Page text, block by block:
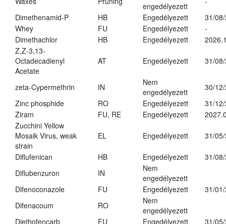
engedélyezett
Dimethenamid-P
HB Engedélyezett
31/
Whey
FU Engedélyezett
-
Dimethachlor
HB Engedélyezett
Z,Z-3,13-
Octadecadienyl
Acetate
AT Engedélyezett 31/
zeta-Cypermethrin IN
Nem
engedélyezett
30/
Zinc phosphide
RO Engedélyezett
31/
Ziram
FU, RE Engedélyezett
Zucchini Yellow
Mosaik Virus, weak
strain
EL Engedélyezett 31/
Diflufenican HB Engedélyezett
31/
Diflubenzuron
IN
Nem
engedélyezett
Difenoconazole
FU Engedélyezett
31/
Difenacoum
RO
Nem
engedélyezett
Diethofencarb
FU Engedélyezett
31/